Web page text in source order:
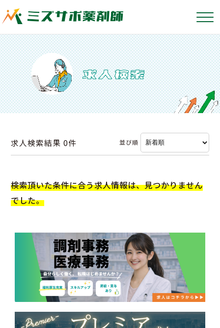
求人検索結果0件 並び順
検索頂いた条件に合う求人情報は、見つかりません
でした。